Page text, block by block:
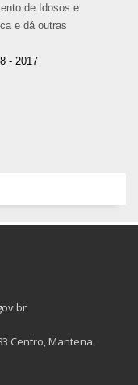
de Idosos e
e dá outras
- 2017
Centro, Mantena.